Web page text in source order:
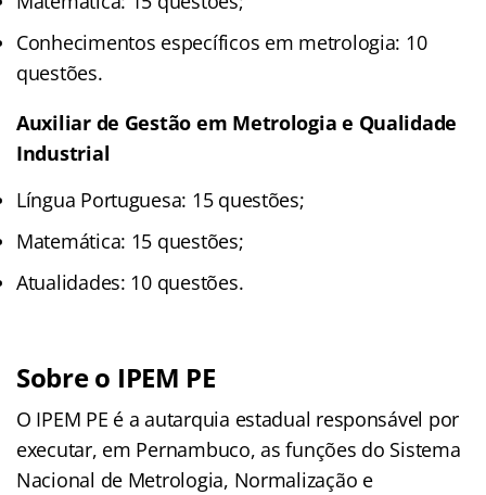
Conhecimentos específicos em metrologia: 10
questões.
Auxiliar de Gestão em Metrologia e Qualidade
Industrial
Língua Portuguesa: 15 questões;
Matemática: 15 questões;
Atualidades: 10 questões.
Sobre o IPEM PE
O IPEM PE é a autarquia estadual responsável por
executar, em Pernambuco, as funções do Sistema
Nacional de Metrologia, Normalização e